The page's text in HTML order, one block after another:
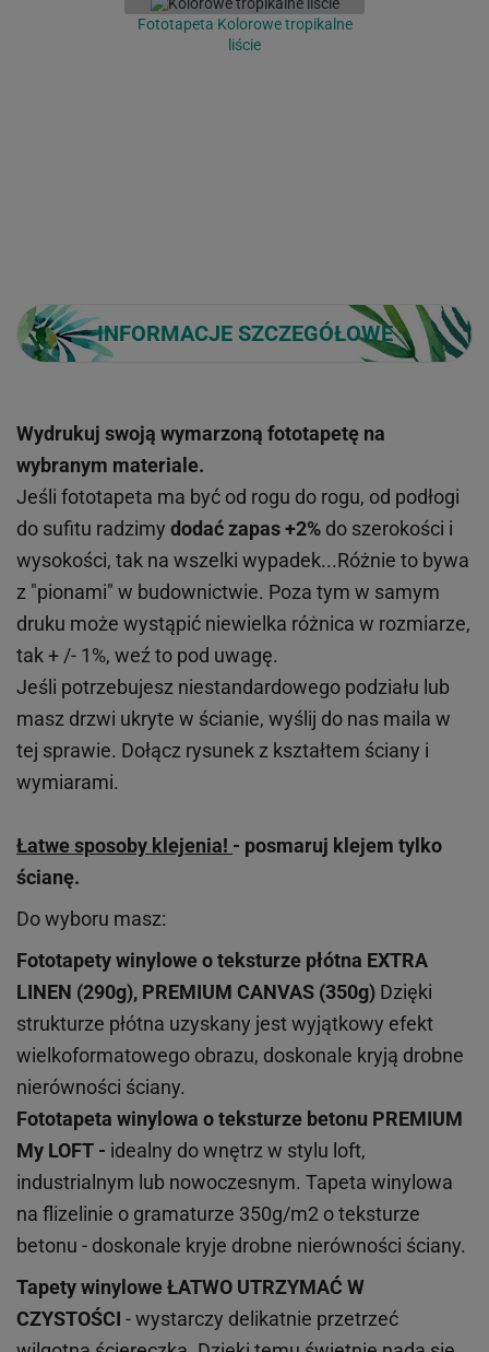
Fototapeta Kolorowe tropikalne
liście
INFORMACJE SZCZEGÓŁOWE
Wydrukuj swoją wymarzoną fototapetę na
wybranym materiale.
Jeśli fototapeta ma być od rogu do rogu, od podłogi
do sufitu radzimy dodać zapas +2% do szerokości i
wysokości, tak na wszelki wypadek...Różnie to bywa
z "pionami" w budownictwie. Poza tym w samym
druku może wystąpić niewielka różnica w rozmiarze,
tak + /- 1%, weź to pod uwagę.
Jeśli potrzebujesz niestandardowego podziału lub
masz drzwi ukryte w ścianie, wyślij do nas maila w
tej sprawie. Dołącz rysunek z kształtem ściany i
wymiarami.
Łatwe sposoby klejenia! - posmaruj klejem tylko
ścianę.
Do wyboru masz:
Fototapety winylowe oteksturze płótna EXTRA
LINEN (290g), PREMIUM CANVAS (350g) Dzięki
strukturze płótna uzyskany jest wyjątkowy efekt
wielkoformatowego obrazu, doskonale kryją drobne
nierówności ściany.
Fototapeta winylowa oteksturze betonu PREMIUM
My LOFT - idealny do wnętrz w stylu loft,
industrialnym lub nowoczesnym. Tapeta winylowa
na flizelinie o gramaturze 350g/m2 o teksturze
betonu - doskonale kryje drobne nierówności ściany.
Tapety winyloweŁATWO UTRZYMAĆ W
CZYSTOŚCI - wystarczy delikatnie przetrzeć